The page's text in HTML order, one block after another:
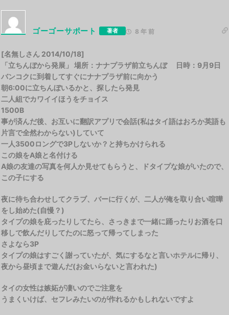
ゴーゴーサポート 著者 8 年 前
[名無しさん 2014/10/18]
「立ちんぼから発展」 場所：ナナプラザ前立ちんぼ 日時：9月9日
バンコクに到着してすぐにナナプラザ前に向かう
朝6:00に立ちんぼいるかと、探したら発見
二人組でカワイイほうをチョイス
1500B
事が済んだ後、お互いに翻訳アプリで会話(私はタイ語はおろか英語も
片言で全然わからない)していて
一人3500ロングで3Pしないか？と持ちかけられる
この娘をA娘と名付ける
A娘の友達の写真を何人か見せてもらうと、ドタイプな娘がいたので、
この子にする
夜に待ち合わせしてクラブ、バーに行くが、二人が俺を取り合い喧嘩
をし始めた(自慢？)
タイプの娘を庇ったりしてたら、さっきまで一緒に踊ったりお酒を口
移しで飲んだりしてたのに怒って帰ってしまった
さよなら3P
タイプの娘はすごく謝っていたが、気にするなと言いホテルに帰り、
夜から昼頃まで遊んだ(お金いらないと言われた)
タイの女性は嫉妬が凄いのでご注意を
うまくいけば、セフレみたいのが作れるかもしれないですよ